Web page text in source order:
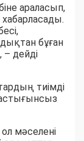
араласып,
бұған
– дейді
тиімді
мәселені